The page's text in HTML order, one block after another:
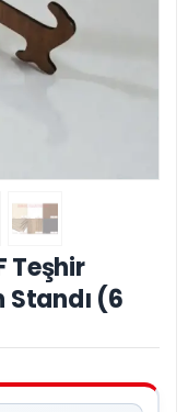
Teşhir
Standı (6